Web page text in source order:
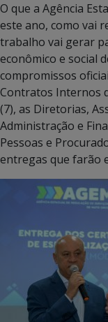
O que a Agência
este ano, como vai
trabalho vai gerar
econômico e social
compromissos
Contratos Internos
(7), as Diretorias,
Administração e
Pessoas e
entregas que farão